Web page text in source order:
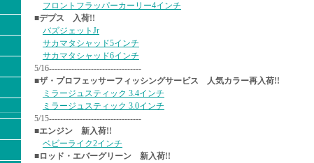
フロントフラッパーカーリー4インチ
■デプス 入荷!!
バズジェットJr
サカマタシャッド5インチ
サカマタシャッド6インチ
5/16---------------------------------
■ザ・プロフェッサーフィッシングサービス 人気カラー再入荷!!
ミラージュスティック 3.4インチ
ミラージュスティック 3.0インチ
5/15---------------------------------
■エンジン 新入荷!!
ベビーライク2インチ
■ロッド・エバーグリーン 新入荷!!